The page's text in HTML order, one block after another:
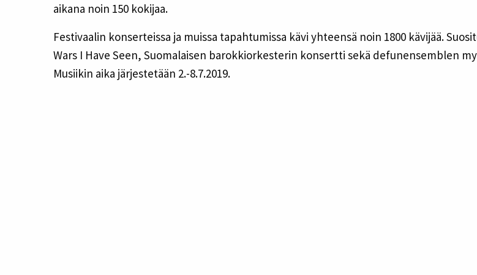
aikana noin 150 kokijaa.
Festivaalin konserteissa ja muissa tapahtumissa kävi yhteensä noin 1800 kävijää.
Wars I Have Seen, Suomalaisen barokkiorkesterin konsertti sekä defunensemblen
Musiikin aika järjestetään 2.-8.7.2019.